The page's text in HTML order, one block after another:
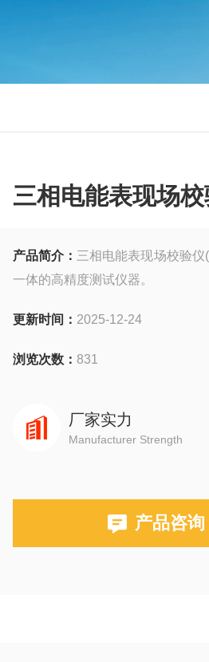
三相电能表现场
产品简介： 三相电能表现场校验
一体的高精度测试仪器。
更新时间： 2025-12-24
浏览次数： 831
厂家实力
Manufacturer Strength
产品咨询